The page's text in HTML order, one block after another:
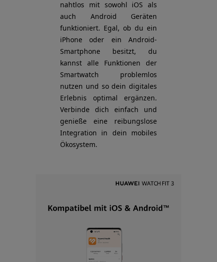
nahtlos mit sowohl iOS als
auch Android Geräten
funktioniert. Egal, ob du ein
iPhone oder ein Android-
Smartphone besitzt, du
kannst alle Funktionen der
Smartwatch problemlos
nutzen und so dein digitales
Erlebnis optimal ergänzen.
Verbinde dich einfach und
genieße eine reibungslose
Integration in dein mobiles
Ökosystem.